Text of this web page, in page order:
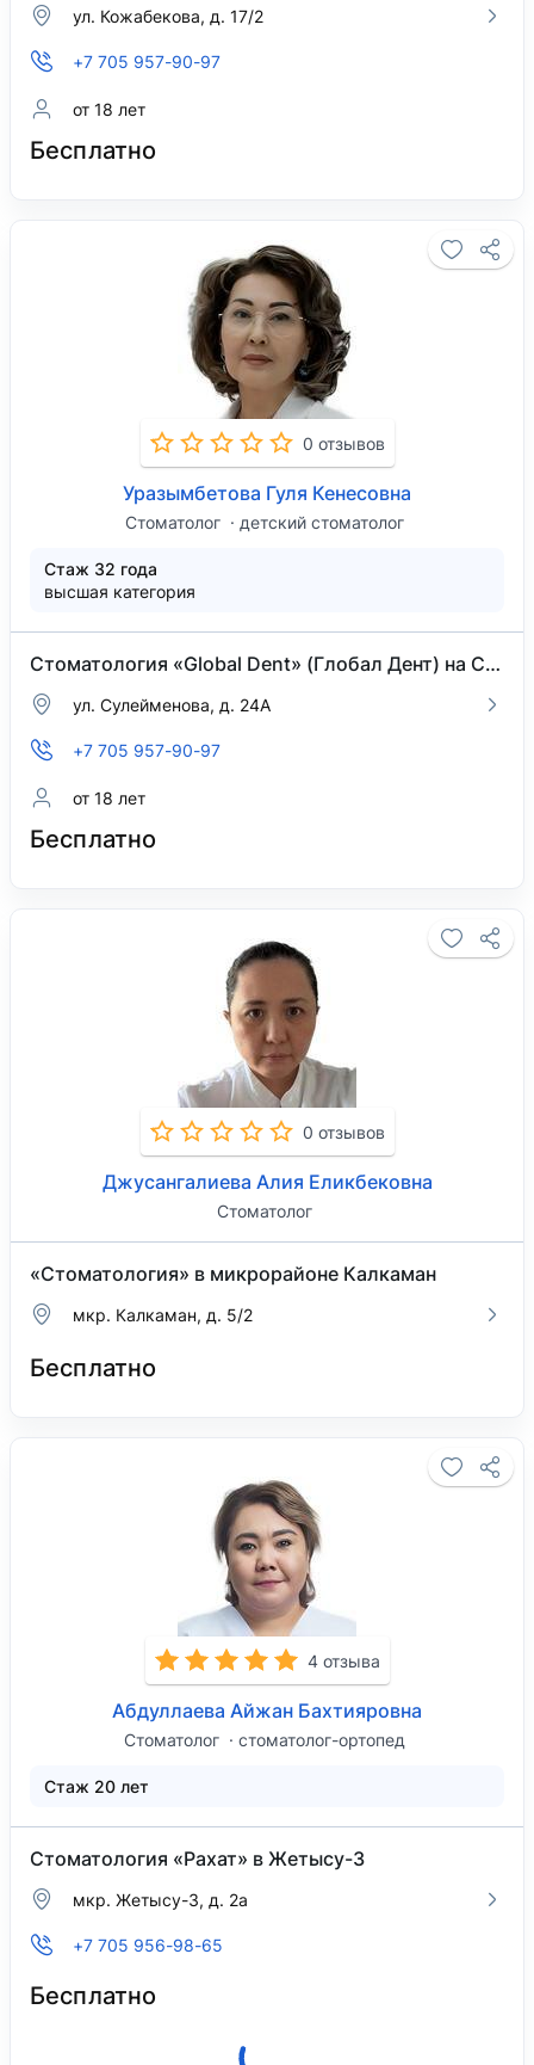
ул. Кожабекова, д. 17/2
+7 705 957-90-97
от 18 лет
Бесплатно
0 отзывов
Уразымбетова Гуля Кенесовна
Стоматолог детский стоматолог
Стаж 32 года
высшая категория
Стоматология «Global Dent» (Глобал Дент) на Сулейменова
ул. Сулейменова, д. 24А
+7 705 957-90-97
от 18 лет
Бесплатно
0 отзывов
Джусангалиева Алия Еликбековна
Стоматолог
«Стоматология» в микрорайоне Калкаман
мкр. Калкаман, д. 5/2
Бесплатно
4 отзыва
Абдуллаева Айжан Бахтияровна
Стоматолог стоматолог-ортопед
Стаж 20 лет
Стоматология «Рахат» в Жетысу-3
мкр. Жетысу-3, д. 2а
+7 705 956-98-65
Бесплатно
Клиника закрыта, откроется 10 августа в